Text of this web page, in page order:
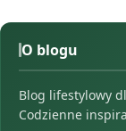
O blogu
Blog lifestylowy
Codzienne